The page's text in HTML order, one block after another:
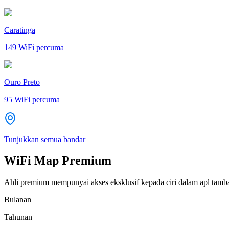
Caratinga
149 WiFi percuma
Ouro Preto
95 WiFi percuma
Tunjukkan semua bandar
WiFi Map Premium
Ahli premium mempunyai akses eksklusif kepada ciri dalam apl
Bulanan
Tahunan